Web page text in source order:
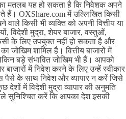
मतलब यह हो सकता है कि निवेशक अपने
हैं। OXShare.com में उल्लिखित किसी
किसी भी व्यक्ति को अपनी वित्तीय या
विदेशी मुद्रा, शेयर बाजार, वस्तुओं,
के लिए उपयुक्त नहीं हो सकता है और
शामिल है। वित्तीय बाजारों में
बड़े संभावित जोखिम भी हैं। आपको
बाजारों में निवेश करने के लिए उन्हें स्वीकार
पैसे के साथ निवेश और व्यापार न करें जिसे
में विदेशी मुद्रा व्यापार की अनुमति
सुनिश्चित करें कि आपका देश इसकी